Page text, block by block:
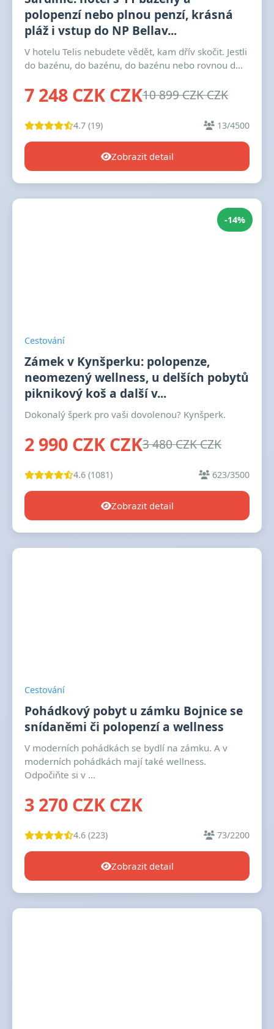
polopenzí nebo plnou penzí, krásná
pláž i vstup do NP Bellav...
V hotelu Telis nebudete vědět, kam dřív skočit. Jestli
do bazénu, do bazénu, do bazénu nebo rovnou d...
7 248 CZK CZK10 899 CZK CZK
4.7 (19) 13/4500
Zobrazit detail
-14%
Cestování
Zámek v Kynšperku: polopenze,
neomezený wellness, u delších pobytů
piknikový koš a další v...
Dokonalý šperk pro vaši dovolenou? Kynšperk.
2 990 CZK CZK3 480 CZK CZK
4.6 (1081) 623/3500
Zobrazit detail
Cestování
Pohádkový pobyt u zámku Bojnice se
snídaněmi či polopenzí a wellness
V moderních pohádkách se bydlí na zámku. A v
moderních pohádkách mají také wellness.
Odpočiňte si v ...
3 270 CZK CZK
4.6 (223) 73/2200
Zobrazit detail